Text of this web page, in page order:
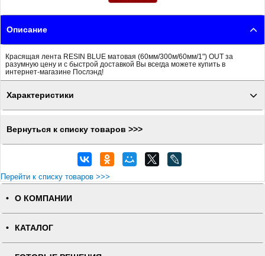
Описание
Красящая лента RESIN BLUE матовая (60мм/300м/60мм/1") OUT за
разумную цену и с быстрой доставкой Вы всегда можете купить в
интернет-магазине Послэнд!
Характеристики
Вернуться к списку товаров >>>
Перейти к списку товаров >>>
О КОМПАНИИ
КАТАЛОГ